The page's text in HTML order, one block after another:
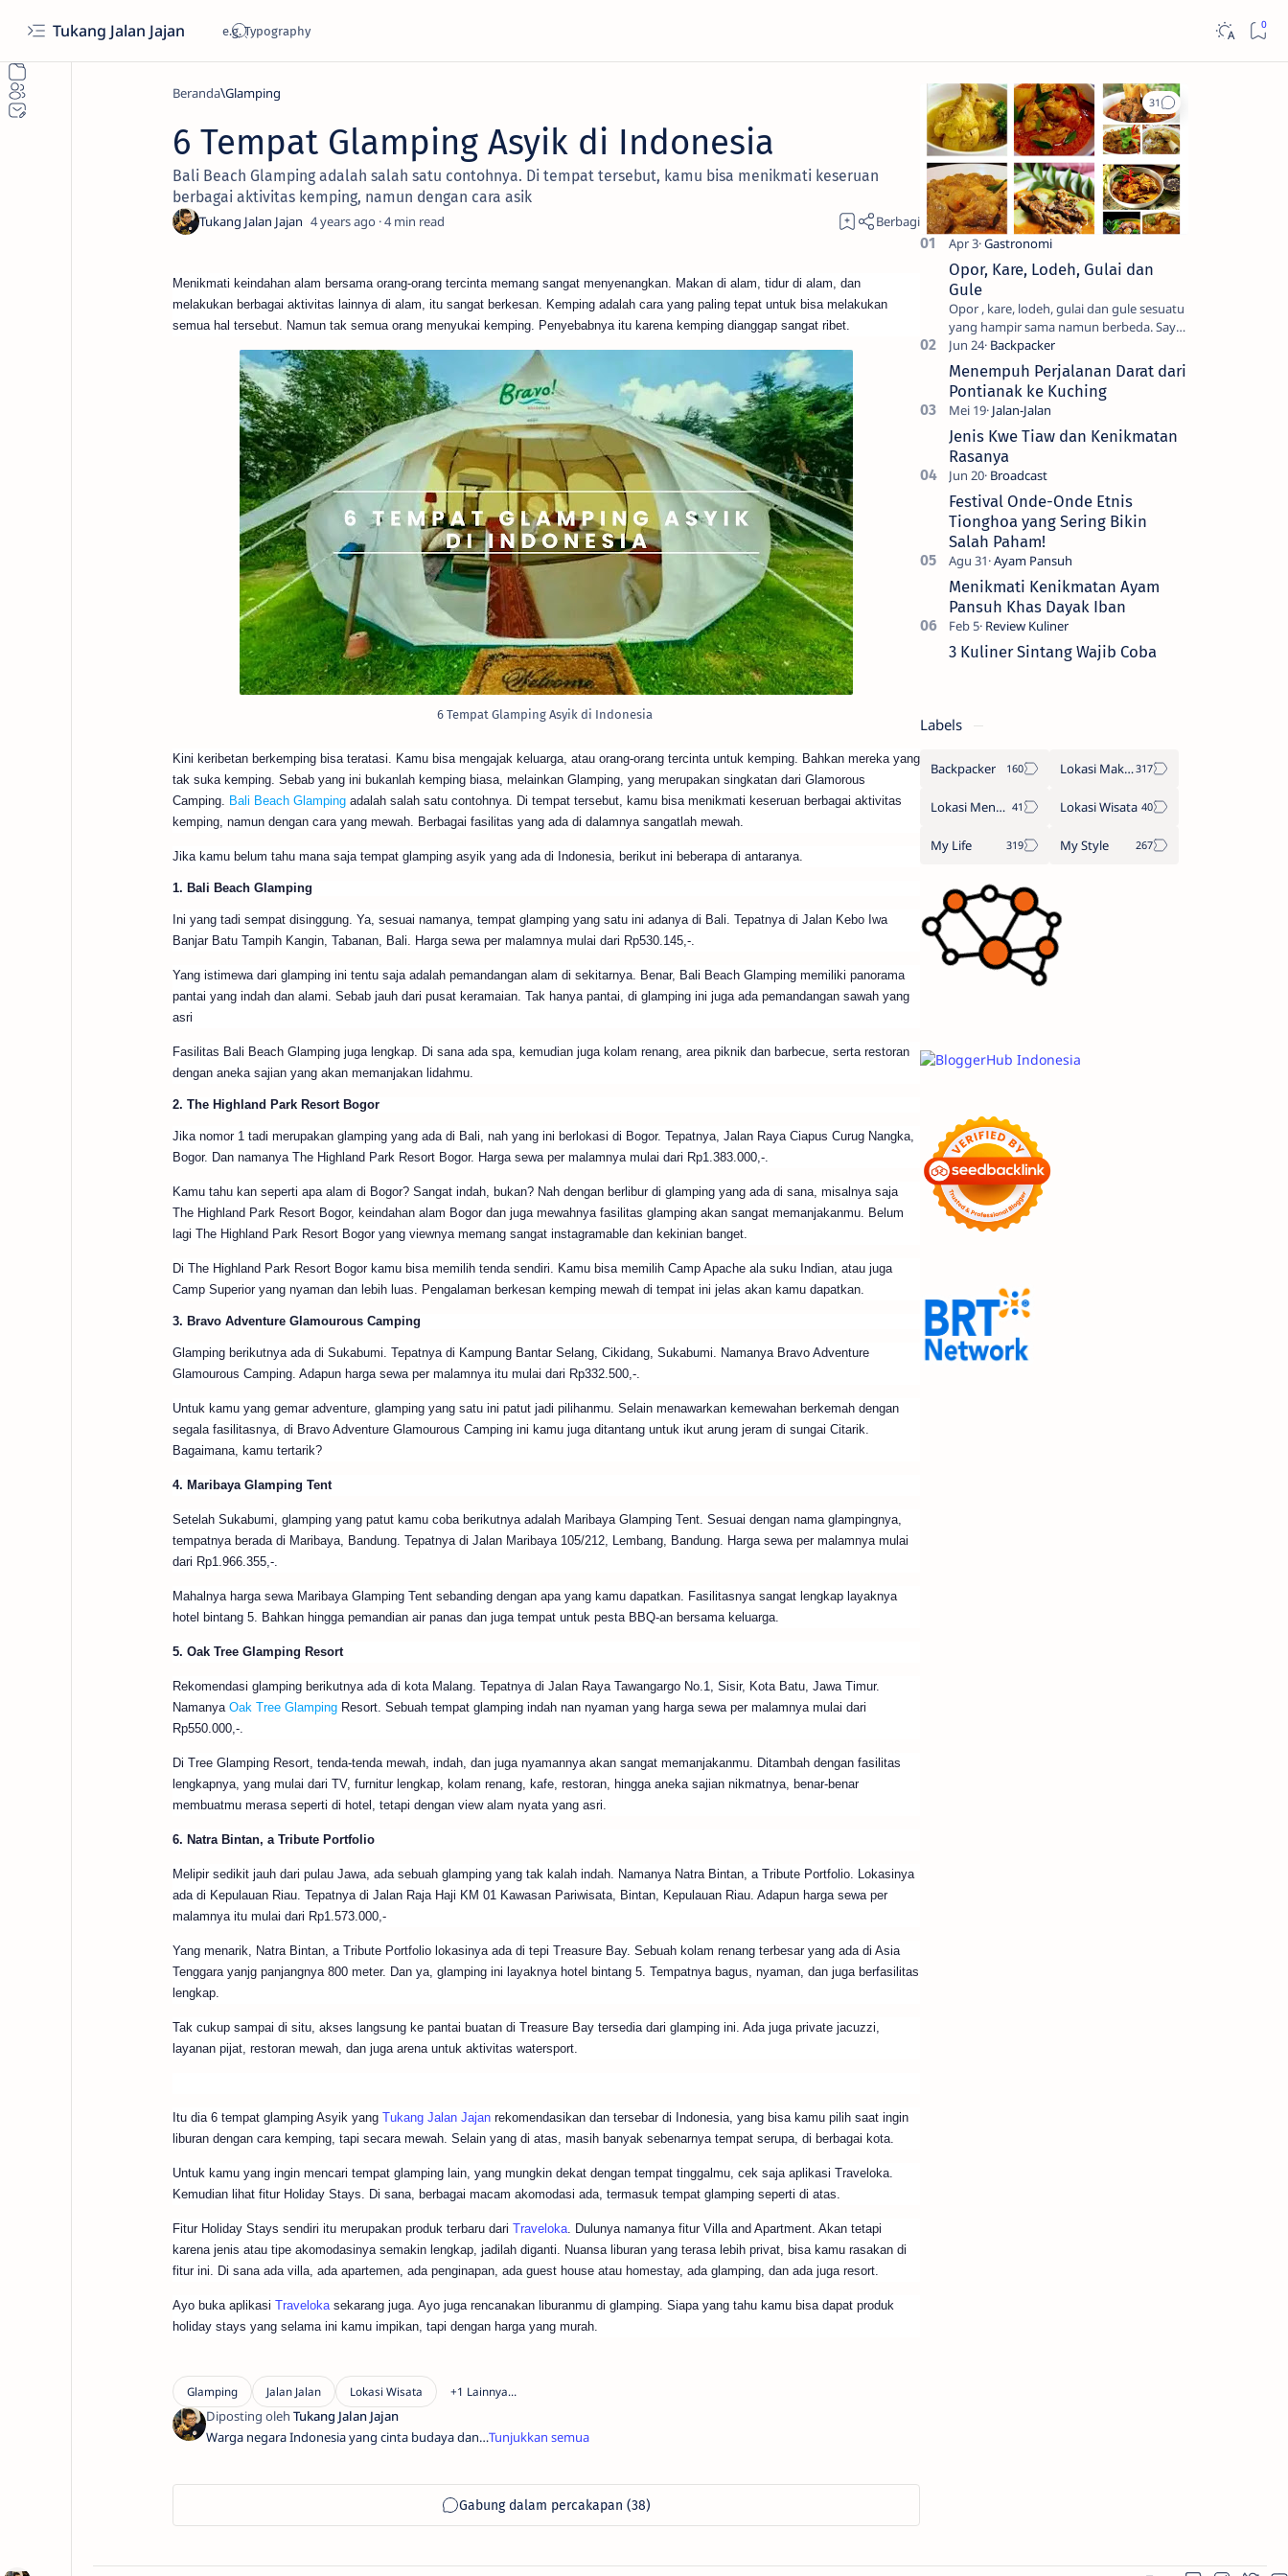
Tukang Jalan Jajan
Beranda Glamping
6 Tempat Glamping Asyik di Indonesia
Bali Beach Glamping adalah salah satu contohnya. Di tempat tersebut, kamu bisa menikmati keseruan
berbagai aktivitas kemping, namun dengan cara asik
4 years ago 4
Menikmati keindahan alam bersama orang-orang tercinta memang sangat menyenangkan. Makan di alam, tidur di alam, dan
melakukan berbagai aktivitas lainnya di alam, itu sangat berkesan. Kemping adalah cara yang paling tepat untuk bisa melakukan
semua hal tersebut. Namun tak semua orang menyukai kemping. Penyebabnya itu karena kemping dianggap sangat ribet.
6 Tempat Glamping Asyik di Indonesia
Kini keribetan berkemping bisa teratasi. Kamu bisa mengajak keluarga, atau orang-orang tercinta untuk kemping. Bahkan mereka yang
tak suka kemping. Sebab yang ini bukanlah kemping biasa, melainkan Glamping, yang merupakan singkatan dari Glamorous
Camping. Bali Beach Glampingadalah salah satu contohnya. Di tempat tersebut, kamu bisa menikmati keseruan berbagai aktivitas
kemping, namun dengan cara yang mewah. Berbagai fasilitas yang ada di dalamnya sangatlah mewah.
Jika kamu belum tahu mana saja tempat glamping asyik yang ada di Indonesia, berikut ini beberapa di antaranya.
1. Bali Beach Glamping
Ini yang tadi sempat disinggung. Ya, sesuai namanya, tempat glamping yang satu ini adanya di Bali. Tepatnya di Jalan Kebo Iwa
Banjar Batu Tampih Kangin, Tabanan, Bali. Harga sewa per malamnya mulai dari Rp530.145,-.
Yang istimewa dari glamping ini tentu saja adalah pemandangan alam di sekitarnya. Benar, Bali Beach Glamping memiliki panorama
pantai yang indah dan alami. Sebab jauh dari pusat keramaian. Tak hanya pantai, di glamping ini juga ada pemandangan sawah yang
asri
Fasilitas Bali Beach Glamping juga lengkap. Di sana ada spa, kemudian juga kolam renang, area piknik dan barbecue, serta restoran
dengan aneka sajian yang akan memanjakan lidahmu.
2. The Highland Park Resort Bogor
Jika nomor 1 tadi merupakan glamping yang ada di Bali, nah yang ini berlokasi di Bogor. Tepatnya, Jalan Raya Ciapus Curug Nangka,
Bogor. Dan namanya The Highland Park Resort Bogor. Harga sewa per malamnya mulai dari Rp1.383.000,-.
Kamu tahu kan seperti apa alam di Bogor? Sangat indah, bukan? Nah dengan berlibur di glamping yang ada di sana, misalnya saja
The Highland Park Resort Bogor, keindahan alam Bogor dan juga mewahnya fasilitas glamping akan sangat memanjakanmu. Belum
lagi The Highland Park Resort Bogor yang viewnya memang sangat instagramable dan kekinian banget.
Di The Highland Park Resort Bogor kamu bisa memilih tenda sendiri. Kamu bisa memilih Camp Apache ala suku Indian, atau juga
Camp Superior yang nyaman dan lebih luas. Pengalaman berkesan kemping mewah di tempat ini jelas akan kamu dapatkan.
3. Bravo Adventure Glamourous Camping
Glamping berikutnya ada di Sukabumi. Tepatnya di Kampung Bantar Selang, Cikidang, Sukabumi. Namanya Bravo Adventure
Glamourous Camping. Adapun harga sewa per malamnya itu mulai dari Rp332.500,-.
Untuk kamu yang gemar adventure, glamping yang satu ini patut jadi pilihanmu. Selain menawarkan kemewahan berkemah dengan
segala fasilitasnya, di Bravo Adventure Glamourous Camping ini kamu juga ditantang untuk ikut arung jeram di sungai Citarik.
Bagaimana, kamu tertarik?
4. Maribaya Glamping Tent
Setelah Sukabumi, glamping yang patut kamu coba berikutnya adalah Maribaya Glamping Tent. Sesuai dengan nama glampingnya,
tempatnya berada di Maribaya, Bandung. Tepatnya di Jalan Maribaya 105/212, Lembang, Bandung. Harga sewa per malamnya mulai
dari Rp1.966.355,-.
Mahalnya harga sewa Maribaya Glamping Tent sebanding dengan apa yang kamu dapatkan. Fasilitasnya sangat lengkap layaknya
hotel bintang 5. Bahkan hingga pemandian air panas dan juga tempat untuk pesta BBQ-an bersama keluarga.
5. Oak Tree Glamping Resort
Rekomendasi glamping berikutnya ada di kota Malang. Tepatnya di Jalan Raya Tawangargo No.1, Sisir, Kota Batu, Jawa Timur.
NamanyaOak Tree GlampingResort. Sebuah tempat glamping indah nan nyaman yang harga sewa per malamnya mulai dari
Rp550.000,-.
Di Tree Glamping Resort, tenda-tenda mewah, indah, dan juga nyamannya akan sangat memanjakanmu. Ditambah dengan fasilitas
lengkapnya, yang mulai dari TV, furnitur lengkap, kolam renang, kafe, restoran, hingga aneka sajian nikmatnya, benar-benar
membuatmu merasa seperti di hotel, tetapi dengan view alam nyata yang asri.
6. Natra Bintan, a Tribute Portfolio
Melipir sedikit jauh dari pulau Jawa, ada sebuah glamping yang tak kalah indah. Namanya Natra Bintan, a Tribute Portfolio. Lokasinya
ada di Kepulauan Riau. Tepatnya di Jalan Raja Haji KM 01 Kawasan Pariwisata, Bintan, Kepulauan Riau. Adapun harga sewa per
malamnya itu mulai dari Rp1.573.000,-
Yang menarik, Natra Bintan, a Tribute Portfolio lokasinya ada di tepi Treasure Bay. Sebuah kolam renang terbesar yang ada di Asia
Tenggara yanjg panjangnya 800 meter. Dan ya, glamping ini layaknya hotel bintang 5. Tempatnya bagus, nyaman, dan juga berfasilitas
lengkap.
Tak cukup sampai di situ, akses langsung ke pantai buatan di Treasure Bay tersedia dari glamping ini. Ada juga private jacuzzi,
layanan pijat, restoran mewah, dan juga arena untuk aktivitas watersport.
Itu dia 6 tempat glamping Asyik yang Tukang Jalan Jajanrekomendasikan dan tersebar di Indonesia, yang bisa kamu pilih saat ingin
liburan dengan cara kemping, tapi secara mewah. Selain yang di atas, masih banyak sebenarnya tempat serupa, di berbagai kota.
Untuk kamu yang ingin mencari tempat glamping lain, yang mungkin dekat dengan tempat tinggalmu, cek saja aplikasi Traveloka.
Kemudian lihat fitur Holiday Stays. Di sana, berbagai macam akomodasi ada, termasuk tempat glamping seperti di atas.
Fitur Holiday Stays sendiri itu merupakan produk terbaru dari Traveloka. Dulunya namanya fitur Villa and Apartment. Akan tetapi
karena jenis atau tipe akomodasinya semakin lengkap, jadilah diganti. Nuansa liburan yang terasa lebih privat, bisa kamu rasakan di
fitur ini. Di sana ada villa, ada apartemen, ada penginapan, ada guest house atau homestay, ada glamping, dan ada juga resort.
Ayo buka aplikasi Travelokasekarang juga. Ayo juga rencanakan liburanmu di glamping. Siapa yang tahu kamu bisa dapat produk
holiday stays yang selama ini kamu impikan, tapi dengan harga yang murah.
Warga negara Indonesia yang cinta budaya dan
berusaha tetap dinamis. Berpikiran bahwa hasil
tidak akan menghianati usaha serta percaya
bahwa rejeki tidak mungkin tertukar.
Opor, Kare, Lodeh, Gulai dan
Gule
Opor , kare, lodeh, gulai dan gule sesuatu
yang hampir sama namun berbeda. Saya
sendiri kesulitan untuk membedakanya.
Mencari tahu ada…
Menempuh Perjalanan Darat dari
Pontianak ke Kuching
Jenis Kwe Tiaw dan Kenikmatan
Rasanya
Festival Onde-Onde Etnis
Tionghoa yang Sering Bikin
Salah Paham!
Menikmati Kenikmatan Ayam
Pansuh Khas Dayak Iban
3 Kuliner Sintang Wajib Coba
Labels
Backpacker Lokasi Makan
Lokasi Menginap Lokasi Wisata
My Life My Style